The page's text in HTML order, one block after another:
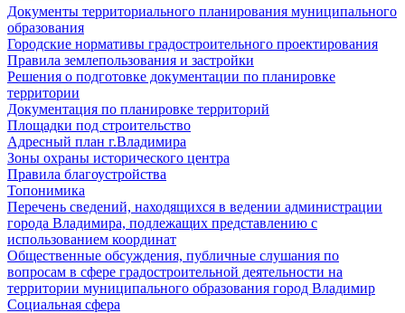
Документы территориального планирования муниципального
образования
Городские нормативы градостроительного проектирования
Правила землепользования и застройки
Решения о подготовке документации по планировке
территории
Документация по планировке территорий
Площадки под строительство
Адресный план г.Владимира
Зоны охраны исторического центра
Правила благоустройства
Топонимика
Перечень сведений, находящихся в ведении администрации
города Владимира, подлежащих представлению с
использованием координат
Общественные обсуждения, публичные слушания по
вопросам в сфере градостроительной деятельности на
территории муниципального образования город Владимир
Социальная сфера